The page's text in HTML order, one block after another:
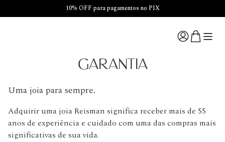
10% OFF para pagamentos no PIX
GARANTIA
Uma joia para sempre.
Adquirir uma joia Reisman significa receber mais de 55
anos de experiência e cuidado com uma das compras mais
significativas de sua vida.